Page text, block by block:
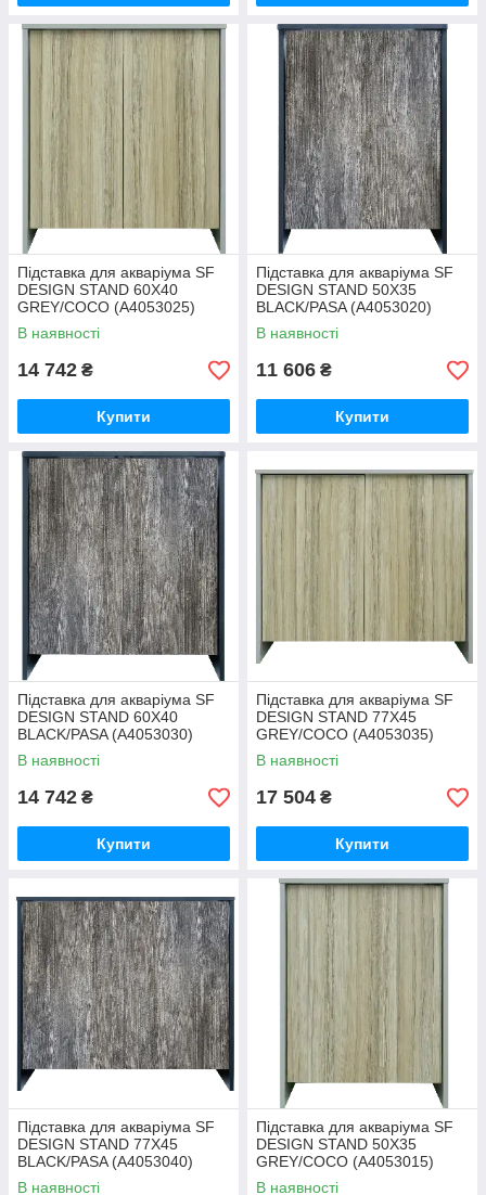
Підставка для акваріума SF
DESIGN STAND 60X40
GREY/COCO (A4053025)
В наявності
14 742 ₴
Купити
Підставка для акваріума SF
DESIGN STAND 50X35
BLACK/PASA (A4053020)
В наявності
11 606 ₴
Купити
Підставка для акваріума SF
DESIGN STAND 60X40
BLACK/PASA (A4053030)
В наявності
14 742 ₴
Купити
Підставка для акваріума SF
DESIGN STAND 77X45
GREY/COCO (A4053035)
В наявності
17 504 ₴
Купити
Підставка для акваріума SF
DESIGN STAND 77X45
BLACK/PASA (A4053040)
В наявності
Підставка для акваріума SF
DESIGN STAND 50X35
GREY/COCO (A4053015)
В наявності